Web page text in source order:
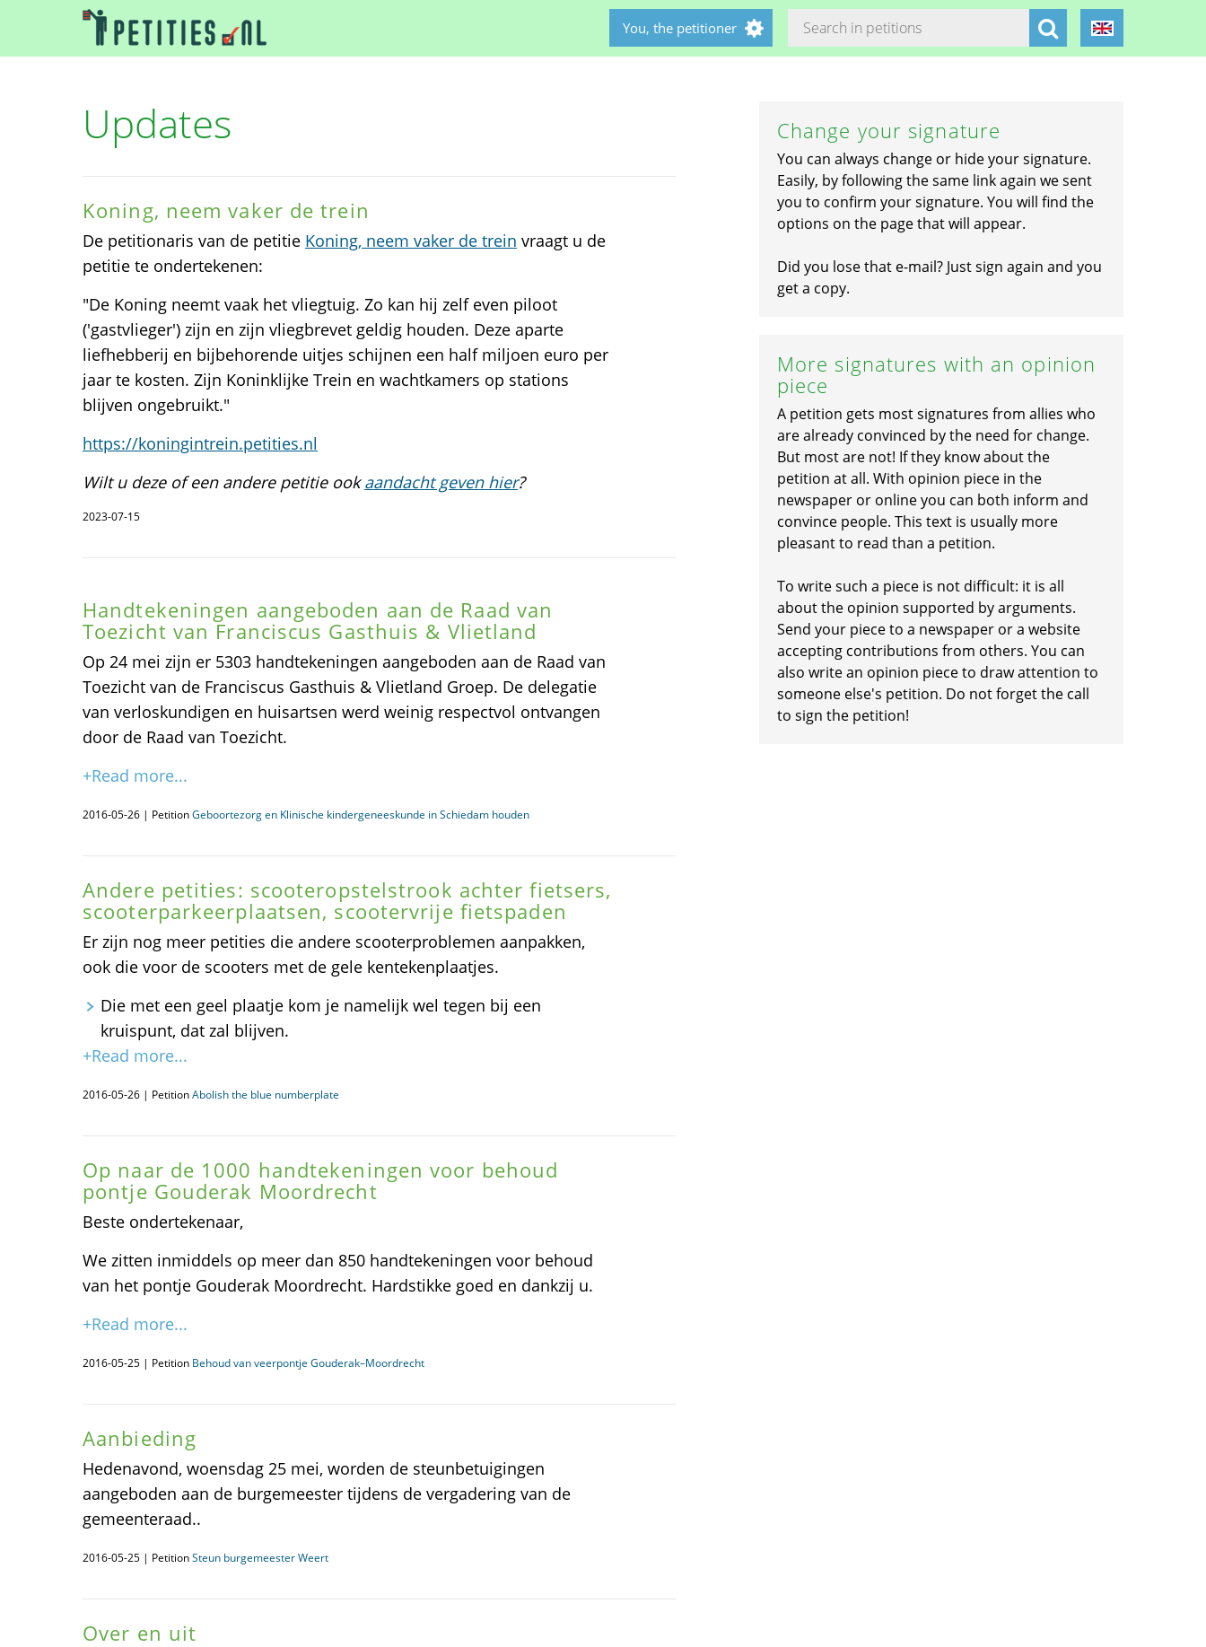
You, the petitioner
Updates
Koning, neem vaker de trein
De petitionaris van de petitie Koning, neem vaker de trein vraagt u de
petitie te ondertekenen:
"De Koning neemt vaak het vliegtuig. Zo kan hij zelf even piloot
('gastvlieger') zijn en zijn vliegbrevet geldig houden. Deze aparte
liefhebberij en bijbehorende uitjes schijnen een half miljoen euro per
jaar te kosten. Zijn Koninklijke Trein en wachtkamers op stations
blijven ongebruikt."
https://koningintrein.petities.nl
Wilt u deze of een andere petitie ookaandacht geven hier?
2023-07-15
Handtekeningen aangeboden aan de Raad van
Toezicht van Franciscus Gasthuis & Vlietland
Op 24 mei zijn er 5303 handtekeningen aangeboden aan de Raad van
Toezicht van de Franciscus Gasthuis & Vlietland Groep. De delegatie
van verloskundigen en huisartsen werd weinig respectvol ontvangen
door de Raad van Toezicht.
+Read more...
2016-05-26 | PetitionGeboortezorg en Klinische kindergeneeskunde in Schiedam houden
Andere petities: scooteropstelstrook achter fietsers,
scooterparkeerplaatsen, scootervrije fietspaden
Er zijn nog meer petities die andere scooterproblemen aanpakken,
ook die voor de scooters met de gele kentekenplaatjes.
Die met een geel plaatje kom je namelijk wel tegen bij een
kruispunt, dat zal blijven.
+Read more...
2016-05-26 | PetitionAbolish the blue numberplate
Op naar de 1000 handtekeningen voor behoud
pontje Gouderak Moordrecht
Beste ondertekenaar,
We zitten inmiddels op meer dan 850 handtekeningen voor behoud
van het pontje Gouderak Moordrecht. Hardstikke goed en dankzij u.
+Read more...
2016-05-25 | Petition Behoud van veerpontje Gouderak–Moordrecht
Aanbieding
Hedenavond, woensdag 25 mei, worden de steunbetuigingen
aangeboden aan de burgemeester tijdens de vergadering van de
gemeenteraad..
2016-05-25 | PetitionSteun burgemeester Weert
Over en uit
Change your signature
You can always change or hide your signature.
Easily, by following the same link again we sent
you to confirm your signature. You will find the
options on the page that will appear.
Did you lose that e-mail? Just sign again and you
get a copy.
More signatures with an opinion
piece
A petition gets most signatures from allies who
are already convinced by the need for change.
But most are not! If they know about the
petition at all. With opinion piece in the
newspaper or online you can both inform and
convince people. This text is usually more
pleasant to read than a petition.
To write such a piece is not difficult: it is all
about the opinion supported by arguments.
Send your piece to a newspaper or a website
accepting contributions from others. You can
also write an opinion piece to draw attention to
someone else's petition. Do not forget the call
to sign the petition!